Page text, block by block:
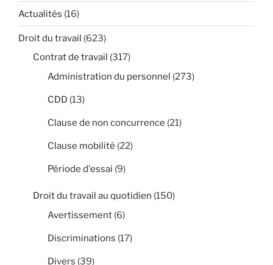
Actualités (16)
Droit du travail (623)
Contrat de travail (317)
Administration du personnel (273)
CDD (13)
Clause de non concurrence (21)
Clause mobilité (22)
Période d'essai (9)
Droit du travail au quotidien (150)
Avertissement (6)
Discriminations (17)
Divers (39)